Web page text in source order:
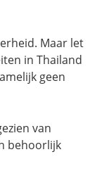
Maar let
in Thailand
geen
van
behoorlijk